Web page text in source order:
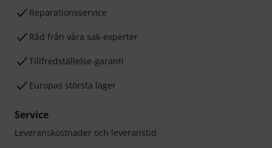
Reparationsservice
Råd från våra sak-experter
Tillfredställelse-garanti
Europas största lager
Service
Leveranskostnader och leveranstid